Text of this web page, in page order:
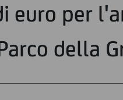
euro per
della